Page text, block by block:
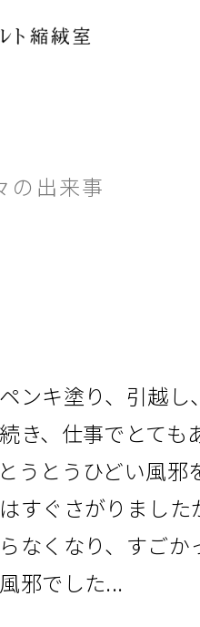
の出来事
ンキ塗り、引越し
き、仕事でとても
うとうひどい風邪
すぐさがりました
なくなり、すごか
邪でした...